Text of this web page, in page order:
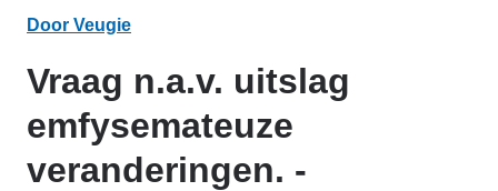
Door Veugie
Vraag n.a.v. uitslag
emfysemateuze
veranderingen. -